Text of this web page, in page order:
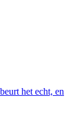
het echt, en